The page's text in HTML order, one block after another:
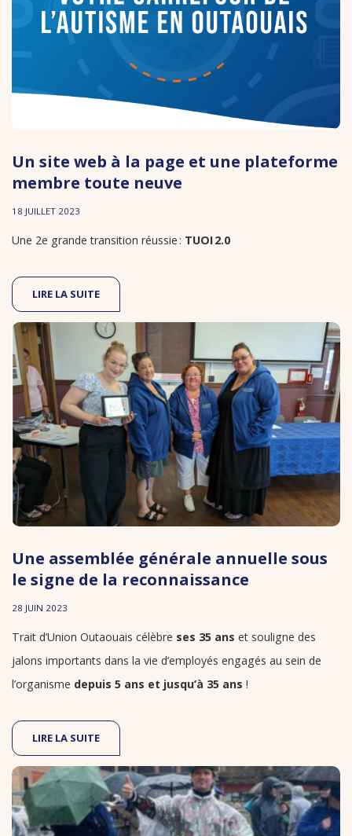
Un site web à la page et une plateforme
membre toute neuve
18 JUILLET 2023
Une 2e grande transition réussie : TUOI 2.0
LIRE LA SUITE
Une assemblée générale annuelle sous
le signe de la reconnaissance
28 JUIN 2023
Trait d’Union Outaouais célèbre ses 35 ans et souligne des
jalons importants dans la vie ​d’​​employés engagés au sein de
l’organisme depuis 5 ans et jusqu’à 35 ans !​
LIRE LA SUITE